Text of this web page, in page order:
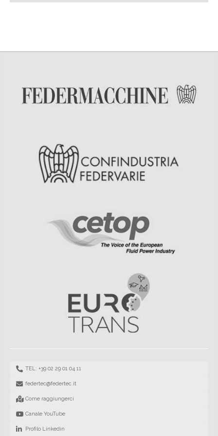
TEL: +39 02 29 01 04 11
federtec@federtec.it
Come raggiungerci
Canale YouTube
Profilo Linkedin